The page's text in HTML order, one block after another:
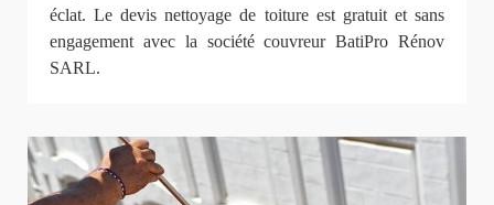
éclat. Le devis nettoyage de toiture est gratuit et sans
engagement avec la société couvreur BatiPro Rénov
SARL.